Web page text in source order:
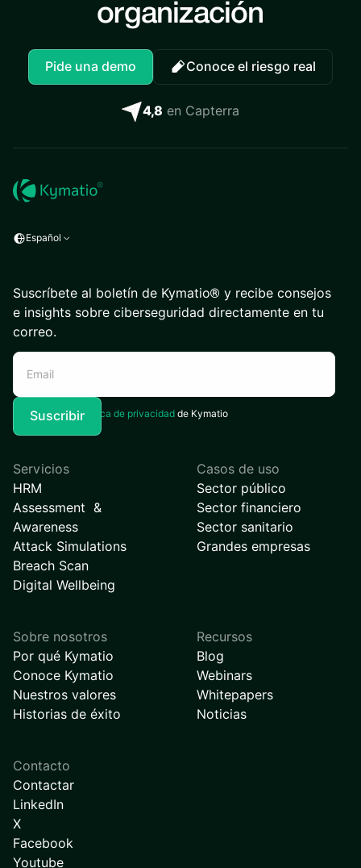
organización
Pide una demo Conoce el riesgo real
4,8 en Capterra
Español
Suscríbete al boletín de Kymatio® y recibe consejos
e insights sobre ciberseguridad directamente en tu
correo.
Acepto laPolítica de privacidad de Kymatio
Servicios
HRM
Assessment &
Awareness
Attack Simulations
Breach Scan
Digital Wellbeing
Casos de uso
Sector público
Sector financiero
Sector sanitario
Grandes empresas
Sobre nosotros
Por qué Kymatio
Conoce Kymatio
Nuestros valores
Historias de éxito
Recursos
Blog
Webinars
Whitepapers
Noticias
Contacto
Contactar
LinkedIn
X
Facebook
Youtube